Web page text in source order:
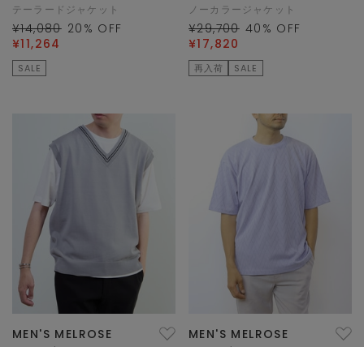
テーラードジャケット
¥14,080 20 % OFF
¥11,264
SALE
ノーカラージャケット
¥29,700 40 % OFF
¥17,820
再入荷 SALE
MEN'S MELROSE MEN'S MELROSE